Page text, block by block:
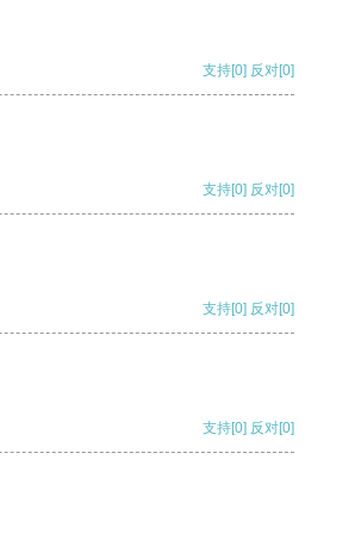
支持[0] 反对[0]
支持[0] 反对[0]
支持[0] 反对[0]
支持[0] 反对[0]